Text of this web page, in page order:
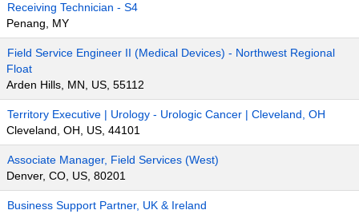
Receiving Technician - S4
Penang, MY
Field Service Engineer II (Medical Devices) - Northwest Regional
Float
Arden Hills, MN, US, 55112
Territory Executive | Urology - Urologic Cancer | Cleveland, OH
Cleveland, OH, US, 44101
Associate Manager, Field Services (West)
Denver, CO, US, 80201
Business Support Partner, UK & Ireland